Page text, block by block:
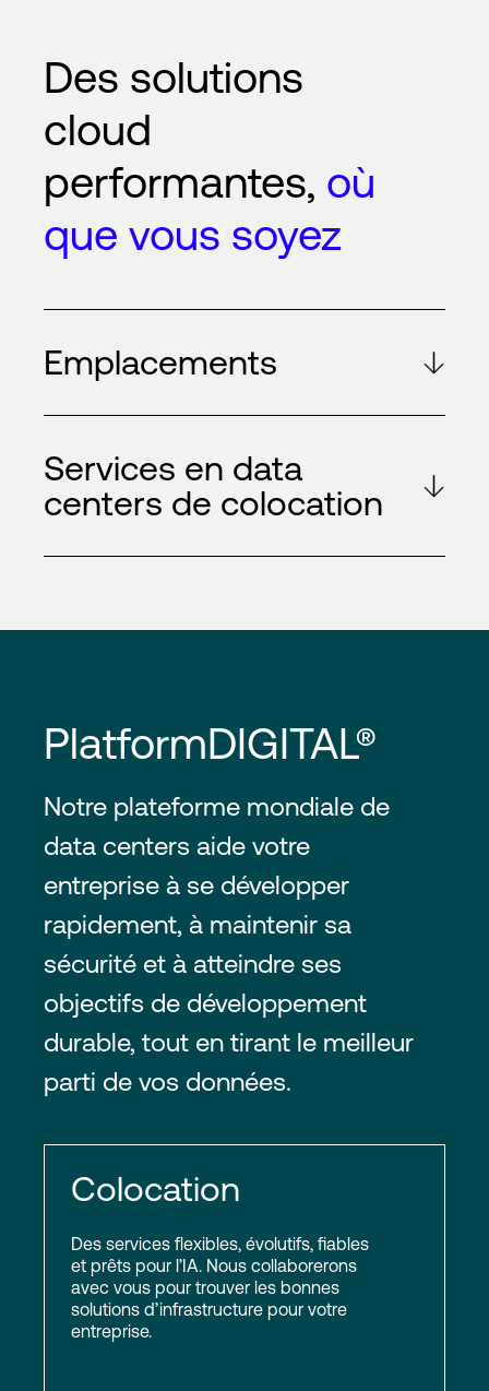
Des solutions
cloud
performantes, où
que vous soyez
Emplacements
Services en data
centers de colocation
PlatformDIGITAL®
Notre plateforme mondiale de
data centers aide votre
entreprise à se développer
rapidement, à maintenir sa
sécurité et à atteindre ses
objectifs de développement
durable, tout en tirant le meilleur
parti de vos données.
Colocation
Des services flexibles, évolutifs, fiables
et prêts pour l’IA. Nous collaborerons
avec vous pour trouver les bonnes
solutions d’infrastructure pour votre
entreprise.